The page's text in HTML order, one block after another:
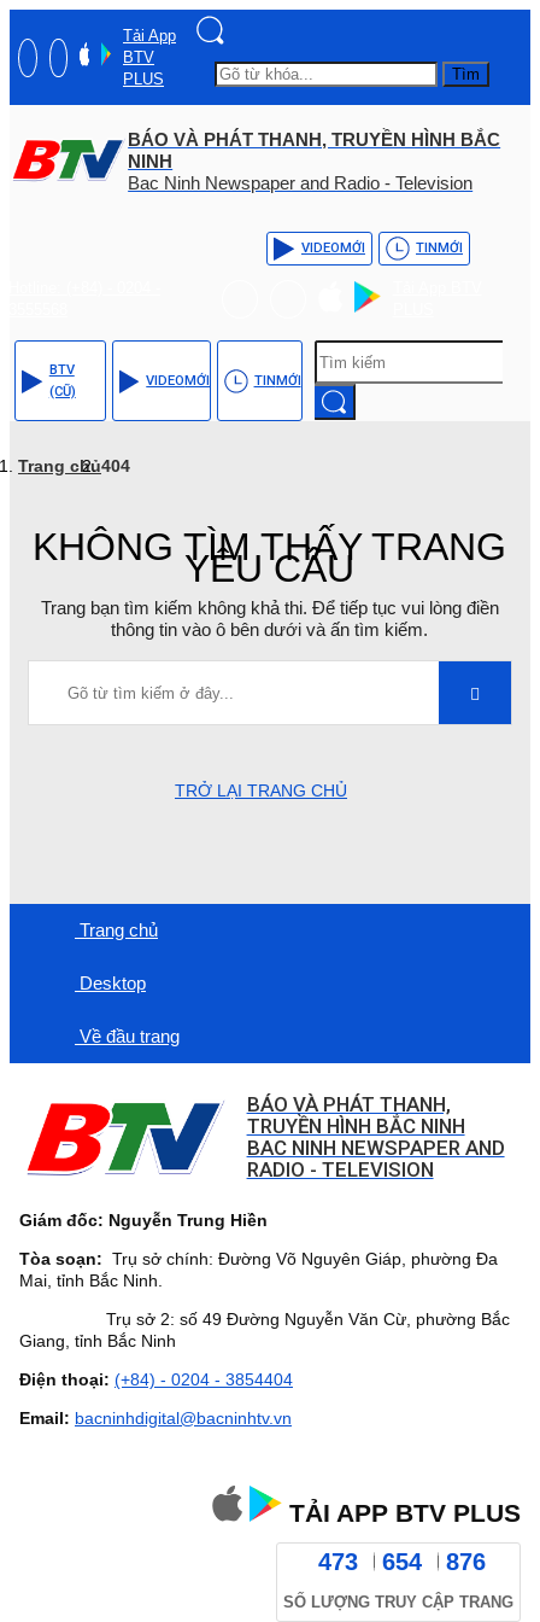
Tải App
BTV
PLUS
Tìm
BÁO VÀ PHÁT THANH, TRUYỀN HÌNH BẮC
NINH
Bac Ninh Newspaper and Radio - Television
VIDEOMỚI TINMỚI
BTV
(CŨ)
VIDEOMỚI TINMỚI
Trang chủ404
KHÔNG TÌM THẤY TRANG
YÊU CẦU
Trang bạn tìm kiếm không khả thi. Để tiếp tục vui lòng điền
thông tin vào ô bên dưới và ấn tìm kiếm.
TRỞ LẠI TRANG CHỦ
Trang chủ
Desktop
Về đầu trang
BÁO VÀ PHÁT THANH,
TRUYỀN HÌNH BẮC NINH
BAC NINH NEWSPAPER AND
RADIO - TELEVISION
Giám đốc: Nguyễn Trung Hiền
Tòa soạn: Trụ sở chính: Đường Võ Nguyên Giáp, phường Đa
Mai, tỉnh Bắc Ninh.
Trụ sở 2: số 49 Đường Nguyễn Văn Cừ, phường Bắc
Giang, tỉnh Bắc Ninh
Điện thoại: (+84) - 0204 - 3854404
Email: bacninhdigital@bacninhtv.vn
TẢI APP BTV PLUS
473 654 876
SỐ LƯỢNG TRUY CẬP TRANG